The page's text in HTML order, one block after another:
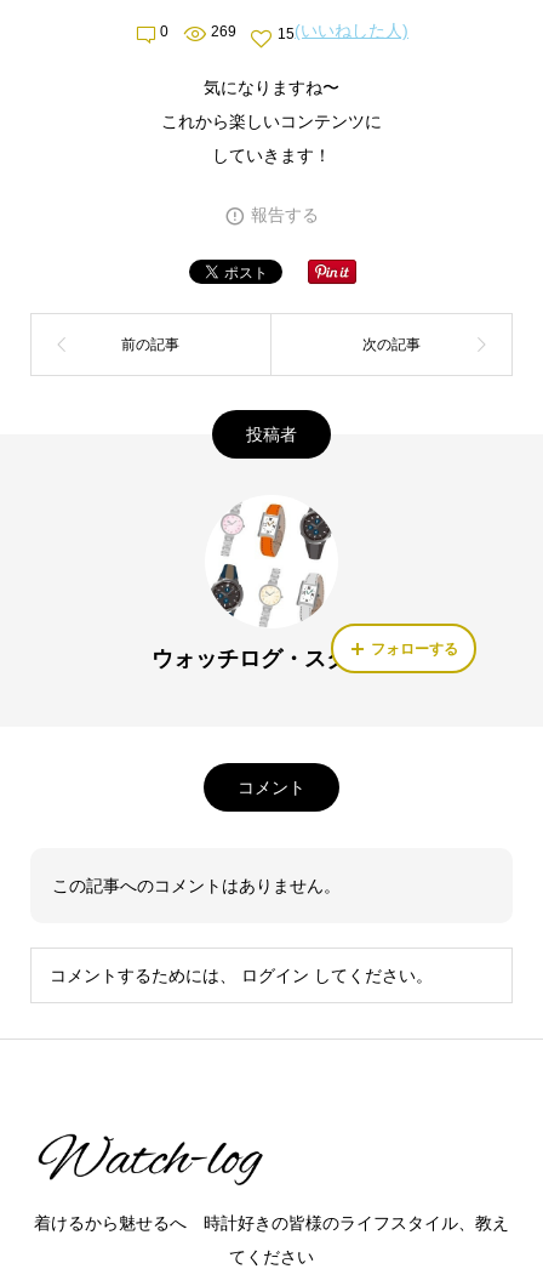
0 269 15(いいねした人)
気になりますね〜
これから楽しいコンテンツに
していきます！
報告する
投稿者
ウォッチログ・スタッフフォローする
コメント
この記事へのコメントはありません。
コメントするためには、 ログイン してください。
着けるから魅せるへ 時計好きの皆様のライフスタイル、教え
てください